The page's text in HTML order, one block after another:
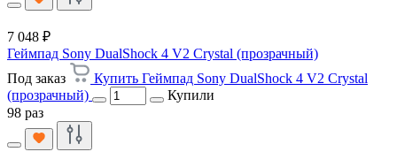
7 048 ₽
Геймпад Sony DualShock 4 V2 Crystal (прозрачный)
Под заказ
Купить Геймпад Sony DualShock 4 V2 Crystal
(прозрачный)
Купили
98 раз